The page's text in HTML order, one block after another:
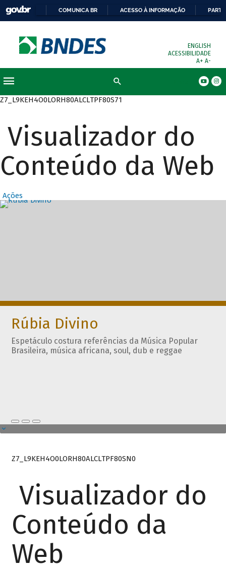
COMUNICA BR ACESSO À INFORMAÇÃO
ENGLISH
ACESSIBILIDADE
A+ A-
Z7_L9KEH4O0LORH80ALCLTPF80S71
Visualizador do
Conteúdo da Web
Ações
Destaques
Rúbia Divino
Espetáculo costura referências da Música Popular
Brasileira, música africana, soul, dub e reggae
Z7_L9KEH4O0LORH80ALCLTPF80SN0
Visualizador do
Conteúdo da
Web